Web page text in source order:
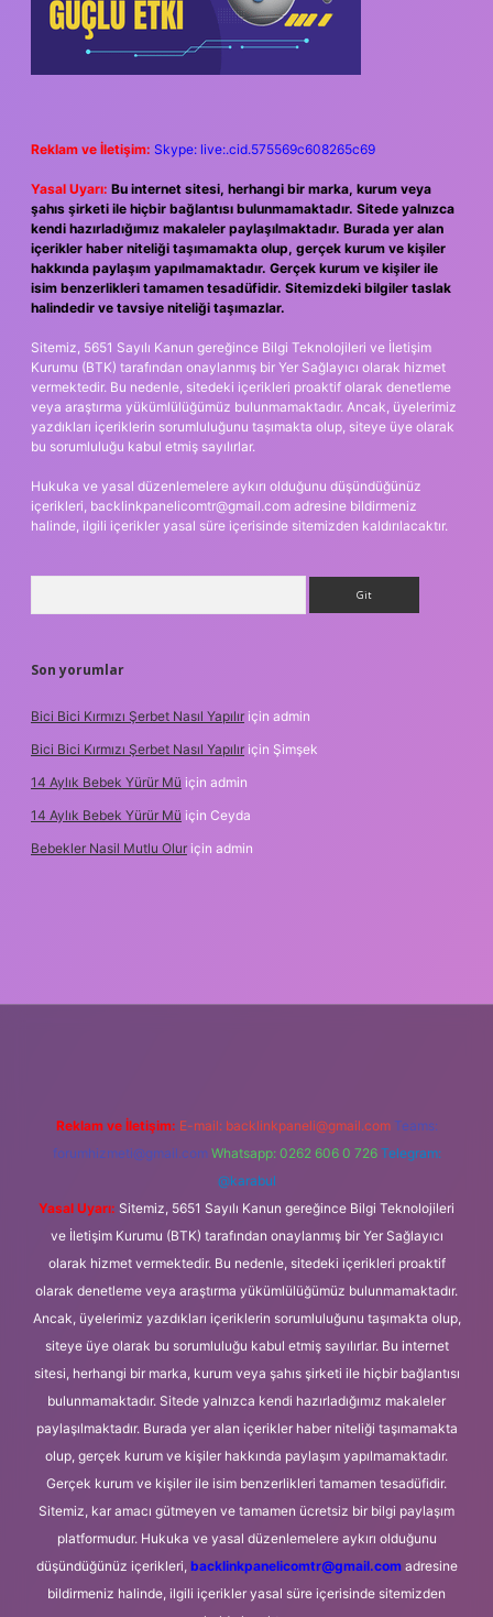
Reklam ve İletişim: Skype: live:.cid.575569c608265c69
Yasal Uyarı: Bu internet sitesi, herhangi bir marka, kurum veya
şahıs şirketi ile hiçbir bağlantısı bulunmamaktadır. Sitede yalnızca
kendi hazırladığımız makaleler paylaşılmaktadır. Burada yer alan
içerikler haber niteliği taşımamakta olup, gerçek kurum ve kişiler
hakkında paylaşım yapılmamaktadır. Gerçek kurum ve kişiler ile
isim benzerlikleri tamamen tesadüfidir. Sitemizdeki bilgiler taslak
halindedir ve tavsiye niteliği taşımazlar.
Sitemiz, 5651 Sayılı Kanun gereğince Bilgi Teknolojileri ve İletişim
Kurumu (BTK) tarafından onaylanmış bir Yer Sağlayıcı olarak hizmet
vermektedir. Bu nedenle, sitedeki içerikleri proaktif olarak denetleme
veya araştırma yükümlülüğümüz bulunmamaktadır. Ancak, üyelerimiz
yazdıkları içeriklerin sorumluluğunu taşımakta olup, siteye üye olarak
bu sorumluluğu kabul etmiş sayılırlar.
Hukuka ve yasal düzenlemelere aykırı olduğunu düşündüğünüz
içerikleri, backlinkpanelicomtr@gmail.com adresine bildirmeniz
halinde, ilgili içerikler yasal süre içerisinde sitemizden kaldırılacaktır.
Son yorumlar
Bici Bici Kırmızı Şerbet Nasıl Yapılır için admin
Bici Bici Kırmızı Şerbet Nasıl Yapılır için Şimşek
14 Aylık Bebek Yürür Mü için admin
14 Aylık Bebek Yürür Mü için Ceyda
Bebekler Nasil Mutlu Olur için admin
Reklam ve İletişim: E-mail: backlinkpaneli@gmail.com Teams:
forumhizmeti@gmail.com Whatsapp: 0262 606 0 726 Telegram:
@karabul
Yasal Uyarı: Sitemiz, 5651 Sayılı Kanun gereğince Bilgi Teknolojileri
ve İletişim Kurumu (BTK) tarafından onaylanmış bir Yer Sağlayıcı
olarak hizmet vermektedir. Bu nedenle, sitedeki içerikleri proaktif
olarak denetleme veya araştırma yükümlülüğümüz bulunmamaktadır.
Ancak, üyelerimiz yazdıkları içeriklerin sorumluluğunu taşımakta olup,
siteye üye olarak bu sorumluluğu kabul etmiş sayılırlar. Bu internet
sitesi, herhangi bir marka, kurum veya şahıs şirketi ile hiçbir bağlantısı
bulunmamaktadır. Sitede yalnızca kendi hazırladığımız makaleler
paylaşılmaktadır. Burada yer alan içerikler haber niteliği taşımamakta
olup, gerçek kurum ve kişiler hakkında paylaşım yapılmamaktadır.
Gerçek kurum ve kişiler ile isim benzerlikleri tamamen tesadüfidir.
Sitemiz, kar amacı gütmeyen ve tamamen ücretsiz bir bilgi paylaşım
platformudur. Hukuka ve yasal düzenlemelere aykırı olduğunu
düşündüğünüz içerikleri, backlinkpanelicomtr@gmail.comadresine
bildirmeniz halinde, ilgili içerikler yasal süre içerisinde sitemizden